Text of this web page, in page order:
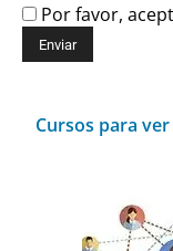
Por favor,
Cursos para ver